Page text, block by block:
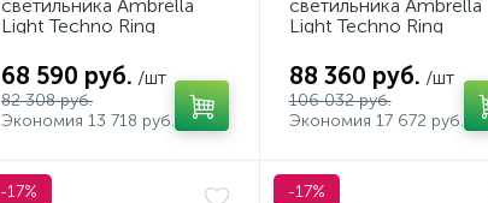
светильника Ambrella
Light Techno Ring
A9226, C9241, C9236,
N8140, N8112)
68 590 руб. /шт
82 308 руб.
Экономия 13 718 руб.
светильника Ambrella
Light Techno Ring
C9241, C9236, C9231,
N8112, N8140)
88 360 руб. /шт
106 032 руб.
Экономия 17 672 руб.
-17% -17%